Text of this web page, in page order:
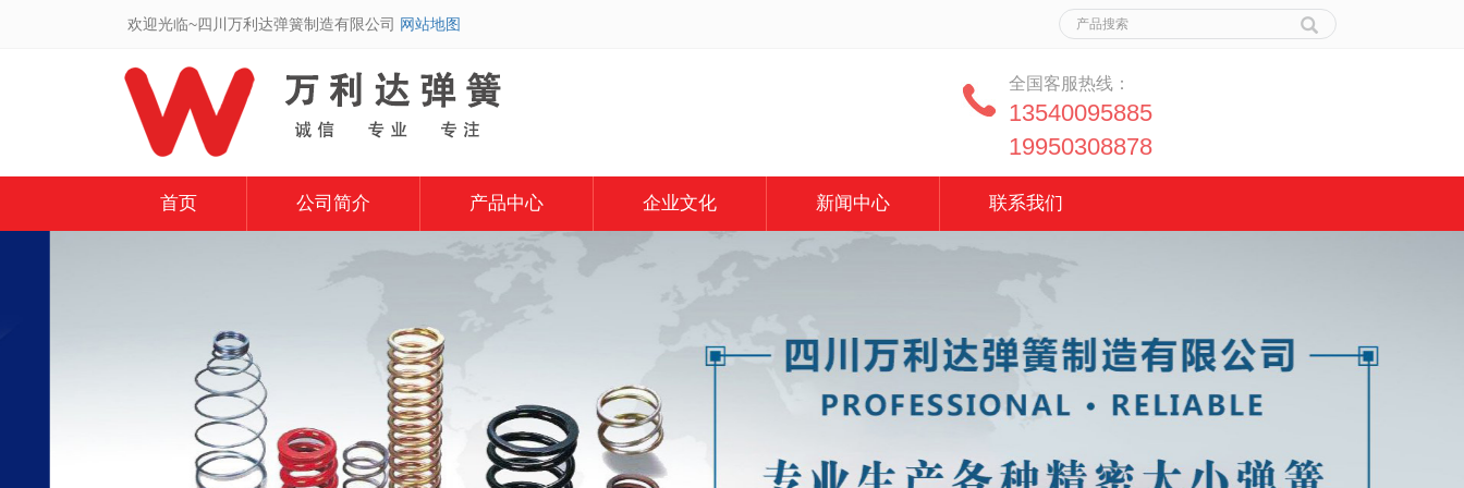
欢迎光临~四川万利达弹簧制造有限公司 网站地图
全国客服热线：
13540095885
19950308878
首页 公司简介 产品中心 企业文化 新闻中心 联系我们